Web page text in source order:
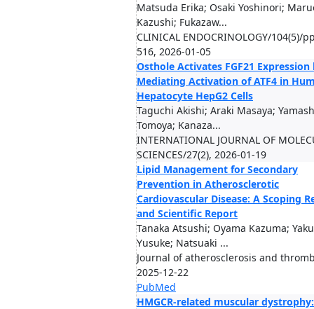
Matsuda Erika; Osaki Yoshinori;
Kazushi; Fukazaw...
CLINICAL ENDOCRINOLOGY/104(5)/
516, 2026-01-05
Osthole Activates FGF21 Expression
Mediating Activation of ATF4 in
Hepatocyte HepG2 Cells
Taguchi Akishi; Araki Masaya;
Tomoya; Kanaza...
INTERNATIONAL JOURNAL OF
SCIENCES/27(2), 2026-01-19
Lipid Management for Secondary
Prevention in Atherosclerotic
Cardiovascular Disease: A Scoping
and Scientific Report
Tanaka Atsushi; Oyama Kazuma;
Yusuke; Natsuaki ...
Journal of atherosclerosis and
2025-12-22
PubMed
HMGCR-related muscular